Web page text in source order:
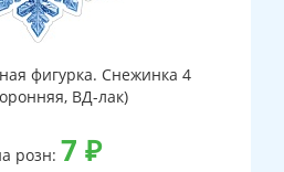
фигурка. Снежинка 4
ВД-лак)
розн: 7 ₽